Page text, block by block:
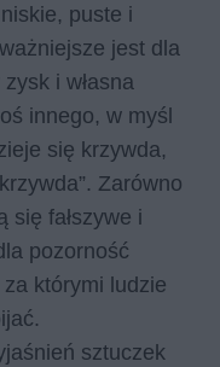
puste i
jest dla
i własna
innego, w myśl
się krzywda,
Zarówno
się fałszywe i
pozorność
którymi ludzie
sztuczek